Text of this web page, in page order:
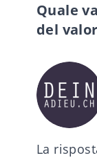
Quale
del
La